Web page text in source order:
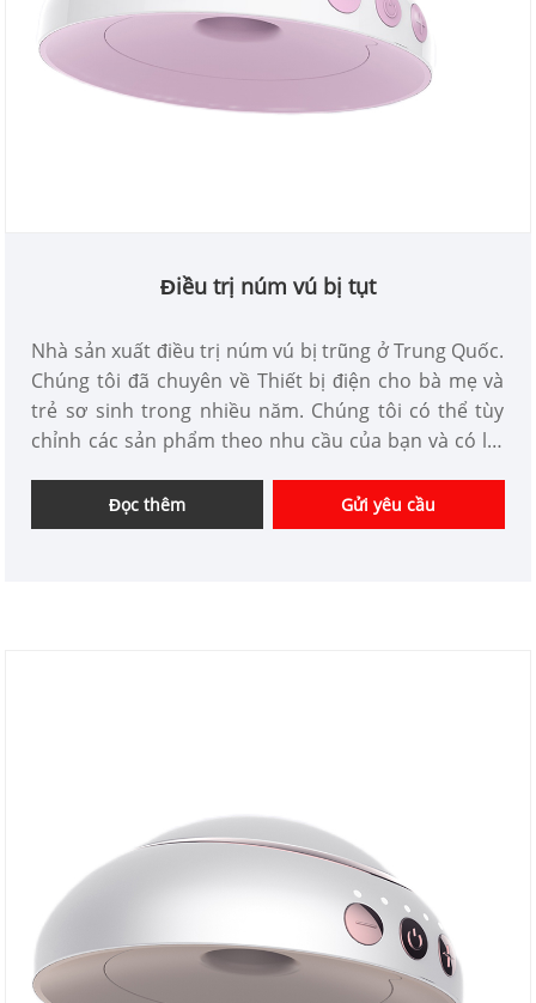
Điều trị núm vú bị tụt
Nhà sản xuất điều trị núm vú bị trũng ở Trung Quốc.
Chúng tôi đã chuyên về Thiết bị điện cho bà mẹ và
trẻ sơ sinh trong nhiều năm. Chúng tôi có thể tùy
chỉnh các sản phẩm theo nhu cầu của bạn và có lợi
chăm sóc cá nhân chuyên nghiệp tại Trung Quốc.
Đọc thêm Gửi yêu cầu